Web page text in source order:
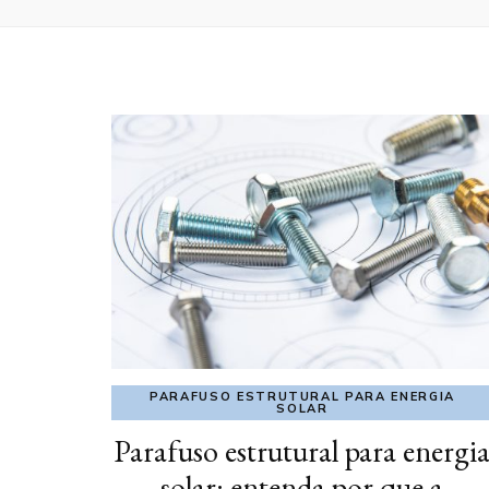
PARAFUSO ESTRUTURAL PARA ENERGIA
SOLAR
Parafuso estrutural para